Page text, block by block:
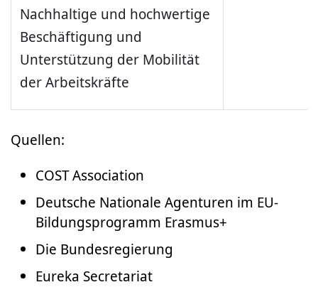
Nachhaltige und hochwertige
Beschäftigung und
Unterstützung der Mobilität
der Arbeitskräfte
Quellen:
COST Association
Deutsche Nationale Agenturen im EU-
Bildungsprogramm Erasmus+
Die Bundesregierung
Eureka Secretariat